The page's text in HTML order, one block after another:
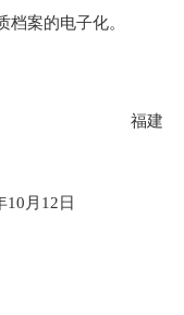
案的电子化。
福建
10月 12日